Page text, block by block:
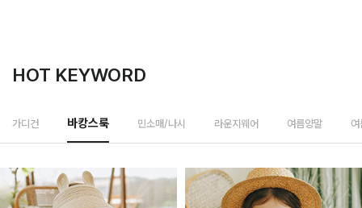
HOT KEYWORD
가디건 바캉스룩 민소매/나시 라운지웨어 여름양말